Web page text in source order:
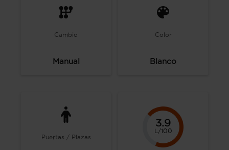
Cambio
Manual
Color
Blanco
Puertas / Plazas
3.9
L/100